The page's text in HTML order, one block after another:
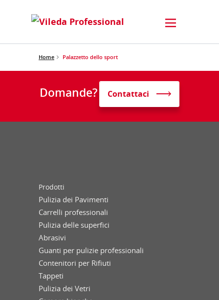
Home Palazzetto dello sport
Domande? Contattaci
Prodotti
Pulizia dei Pavimenti
Carrelli professionali
Pulizia delle superfici
Abrasivi
Guanti per pulizie professionali
Contenitori per Rifiuti
Tappeti
Pulizia dei Vetri